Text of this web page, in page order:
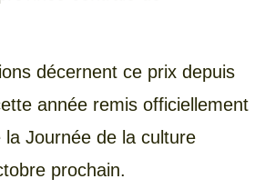
décernent ce prix depuis
année remis officiellement
Journée de la culture
prochain.